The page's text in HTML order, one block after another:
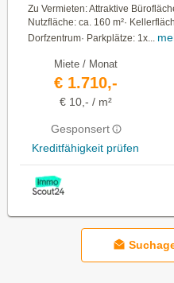
Zu Vermieten: Attraktive
Nutzfläche: ca. 160 m²·
Dorfzentrum· Parkplätze: 1x...
Miete / Monat
€ 1.710,-
€ 10,- / m²
Gesponsert
Kreditfähigkeit prüfen